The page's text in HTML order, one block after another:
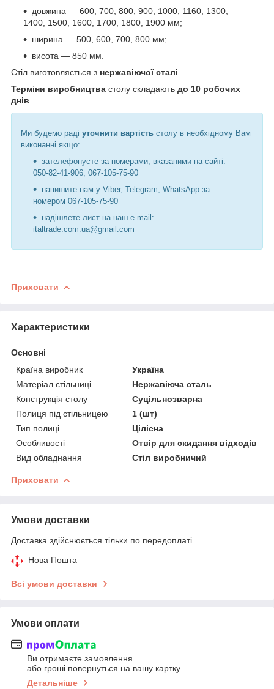
довжина ― 600, 700, 800, 900, 1000, 1160, 1300,
1400, 1500, 1600, 1700, 1800, 1900 мм;
ширина ― 500, 600, 700, 800 мм;
висота ― 850 мм.
Стіл виготовляється з нержавіючої сталі
Терміни виробництва столу складають до 10 робочих
днів
Ми будемо раді уточнити вартість столу в необхідному Вам
виконанні якщо:
зателефонуєте за номерами, вказаними на сайті:
050-82-41-906, 067-105-75-90
напишите нам у Viber, Telegram, WhatsApp за
номером 067-105-75-90
надішлете лист на наш e-mail:
italtrade.com.ua@gmail.com​​​
Приховати
Характеристики
Основні
Країна виробник
Україна
Матеріал стільниці
Нержавіюча сталь
Конструкція столу
Суцільнозварна
Полиця під стільницею
1 (шт)
Тип полиці
Цілісна
Особливості
Отвір для скидання відходів
Вид обладнання
Стіл виробничий
Приховати
Умови доставки
Доставка здійснюється тільки по передоплаті.
Нова Пошта
Всі умови доставки
Умови оплати
Ви отримаєте замовлення
або гроші повернуться на вашу картку
Детальніше